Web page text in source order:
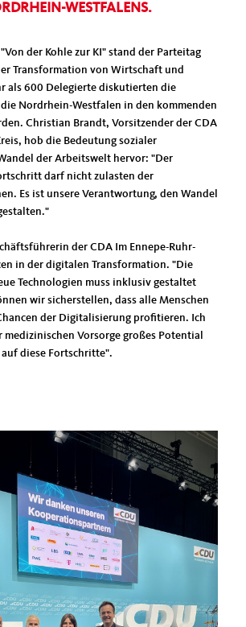
WESTFALENS.
der Kohle zur KI" stand der Parteitag
Transformation von Wirtschaft und
als 600 Delegierte diskutierten die
Nordrhein-Westfalen in den kommenden
Christian Brandt, Vorsitzender der CDA
hob die Bedeutung sozialer
der Arbeitswelt hervor: "Der
darf nicht zulasten der
Es ist unsere Verantwortung, den Wandel
der CDA Im Ennepe-Ruhr-
in der digitalen Transformation. "Die
Technologien muss inklusiv gestaltet
wir sicherstellen, dass alle Menschen
der Digitalisierung profitieren. Ich
medizinischen Vorsorge großes Potential
diese Fortschritte".